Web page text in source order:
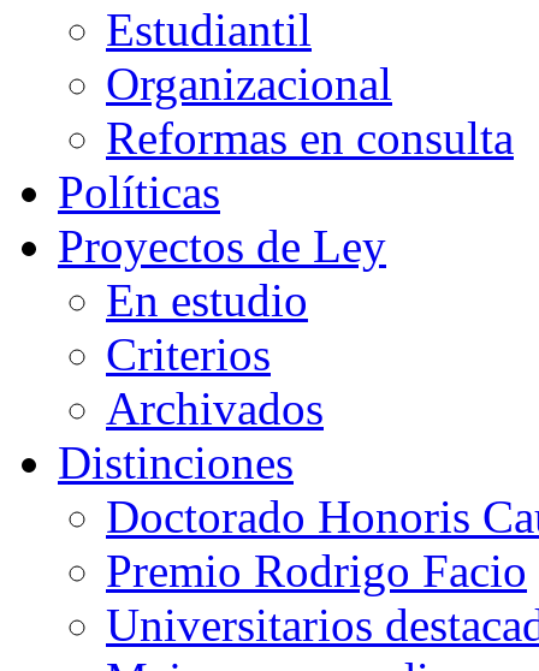
Estudiantil
Organizacional
Reformas en consulta
Políticas
Proyectos de Ley
En estudio
Criterios
Archivados
Distinciones
Doctorado Honoris
Premio Rodrigo Facio
Universitarios